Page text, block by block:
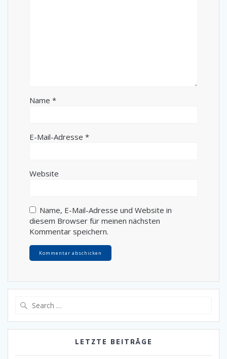
Name *
E-Mail-Adresse *
Website
Name, E-Mail-Adresse und Website in
diesem Browser für meinen nächsten
Kommentar speichern.
LETZTE BEITRÄGE